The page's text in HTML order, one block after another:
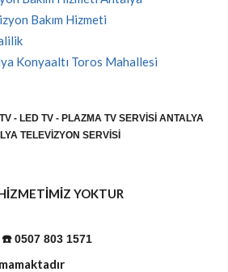
Bakım Hizmeti
Konyaaltı Toros Mahallesi
- LED TV - PLAZMA TV SERVISI ANTALYA
TELEVIZYON SERVISI
YOKTUR
☎️ 0507 803 1571